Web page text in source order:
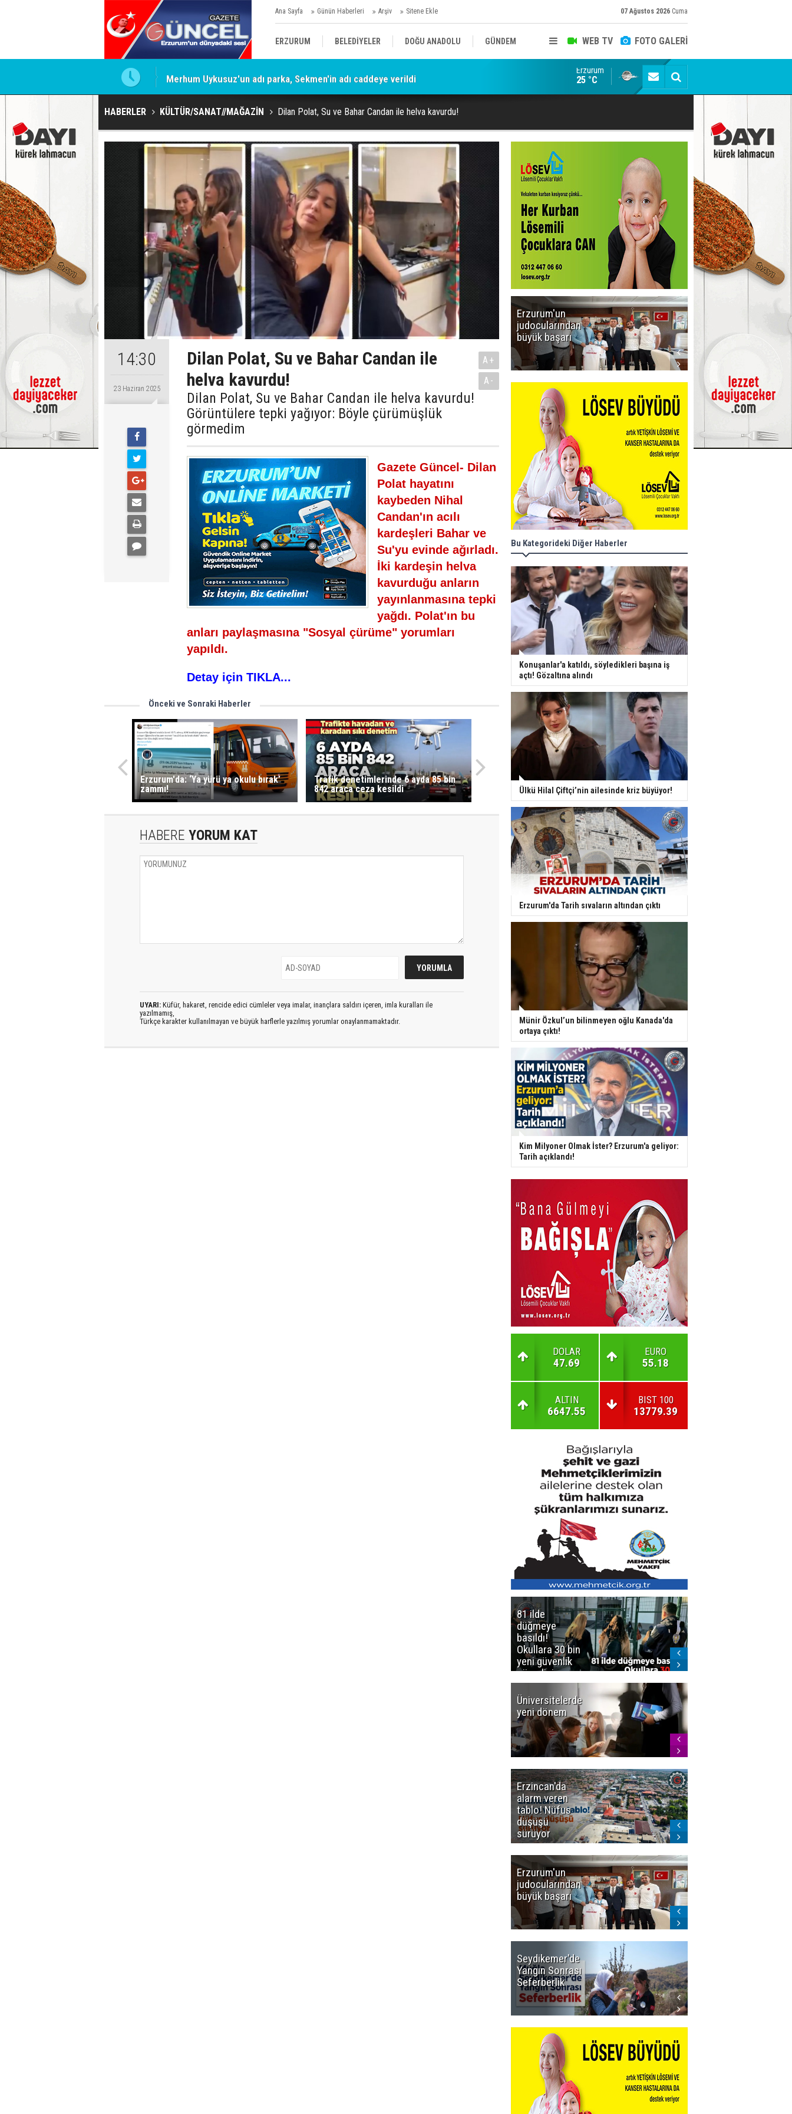
Ana Sayfa Günün Haberleri Arşiv Sitene Ekle 07 Ağustos 2026 Cuma
WEB TV FOTO GALERİ
ERZURUM BELEDİYELER DOĞU ANADOLU GÜNDEM
SİYASET AFAD/ SAVAŞ SPOR
KÜLTÜR/SANAT//MAĞAZİN BODRUM
Merhum Uykusuz'un adı parka, Sekmen'in adı caddeye verildi Konuşanlar'a katıldı, söyledikleri başına iş açtı!
Erzurum
25 °C
HABERLER KÜLTÜR/SANAT//MAĞAZİN Dilan Polat, Su ve Bahar Candan ile helva kavurdu!
14:30
23 Haziran 2025
Dilan Polat, Su ve Bahar Candan ile
helva kavurdu!
Dilan Polat, Su ve Bahar Candan ile helva kavurdu!
Görüntülere tepki yağıyor: Böyle çürümüşlük
görmedim
A+
A-
Gazete Güncel- Dilan
Polat hayatını
kaybeden Nihal
Candan'ın acılı
kardeşleri Bahar ve
Su'yu evinde ağırladı.
İki kardeşin helva
kavurduğu anların
yayınlanmasına tepki
yağdı. Polat'ın bu
anları paylaşmasına "Sosyal çürüme" yorumları
yapıldı.
Detay için TIKLA...
Önceki ve Sonraki Haberler
Erzurum'da: ‘Ya yürü ya okulu bırak’
zammı!
Trafik denetimlerinde 6 ayda 85 bin
842 araca ceza kesildi
HABERE YORUM KAT
UYARI: Küfür, hakaret, rencide edici cümleler veya imalar, inançlara saldırı içeren, imla kuralları ile
yazılmamış,
Türkçe karakter kullanılmayan ve büyük harflerle yazılmış yorumlar onaylanmamaktadır.
Erzurum'un
judocularından
büyük başarı
Bu Kategorideki Diğer Haberler
Konuşanlar'a katıldı, söyledikleri başına iş
açtı! Gözaltına alındı
Ülkü Hilal Çiftçi’nin ailesinde kriz büyüyor!
Erzurum'da Tarih sıvaların altından çıktı
Münir Özkul’un bilinmeyen oğlu Kanada'da
ortaya çıktı!
Kim Milyoner Olmak İster? Erzurum'a geliyor:
Tarih açıklandı!
DOLAR
47.69
EURO
55.18
ALTIN
6647.55
BIST 100
13779.39
81 ilde
düğmeye
basıldı!
Okullara 30 bin
yeni güvenlik
görevlisi
Üniversitelerde
yeni dönem
Erzincan'da
alarm veren
tablo! Nüfus
düşüşü
sürüyor
Erzurum'un
judocularından
büyük başarı
Seydikemer'de
Yangın Sonrası
Seferberlik